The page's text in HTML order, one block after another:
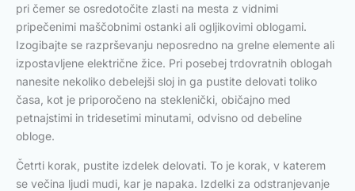
pri čemer se osredotočite zlasti na mesta z vidnimi
pripečenimi maščobnimi ostanki ali ogljikovimi oblogami.
Izogibajte se razprševanju neposredno na grelne elemente ali
izpostavljene električne žice. Pri posebej trdovratnih oblogah
nanesite nekoliko debelejši sloj in ga pustite delovati toliko
časa, kot je priporočeno na steklenički, običajno med
petnajstimi in tridesetimi minutami, odvisno od debeline
obloge.
Četrti korak, pustite izdelek delovati. To je korak, v katerem
se večina ljudi mudi, kar je napaka. Izdelki za odstranjevanje